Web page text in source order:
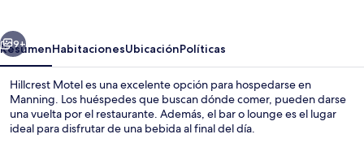
Siguiente
9+
ResumenHabitacionesUbicaciónPolíticas
Hillcrest Motel es una excelente opción para hospedarse en
Manning. Los huéspedes que buscan dónde comer, pueden darse
una vuelta por el restaurante. Además, el bar o lounge es el lugar
ideal para disfrutar de una bebida al final del día.